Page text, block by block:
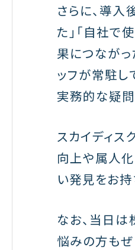
さらに、導
た」「自社で
果につなが
ッフが常駐し
実務的な疑問
スカイディ
向上や属人
い発見をお
なお、当日
悩みの方も